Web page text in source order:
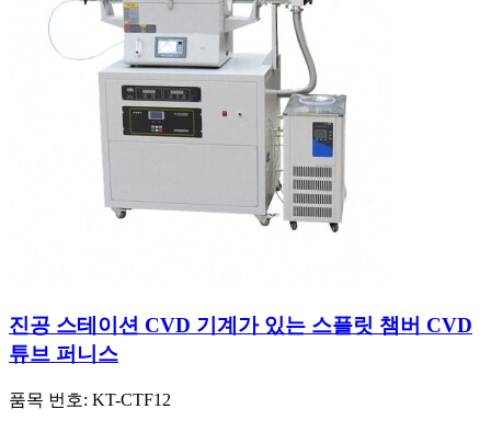
진공 스테이션 CVD 기계가 있는 스플릿 챔버 CVD
튜브 퍼니스
품목 번호: KT-CTF12